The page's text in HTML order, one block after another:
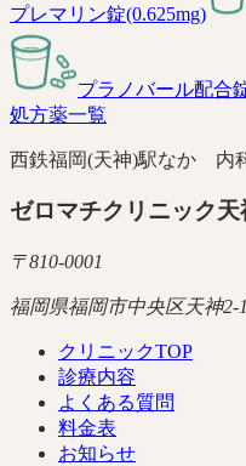
プレマリン錠(0.625mg)
プラノバール配合
処方薬一覧
西鉄福岡(天神)駅なか 内
ゼロマチクリニック天
〒810-0001
福岡県福岡市中央区天神
クリニックTOP
診療内容
よくある質問
料金表
お知らせ